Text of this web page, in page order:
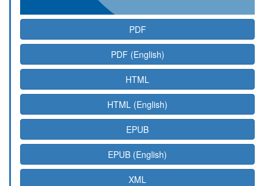
PDF
PDF (English)
HTML
HTML (English)
EPUB
EPUB (English)
XML